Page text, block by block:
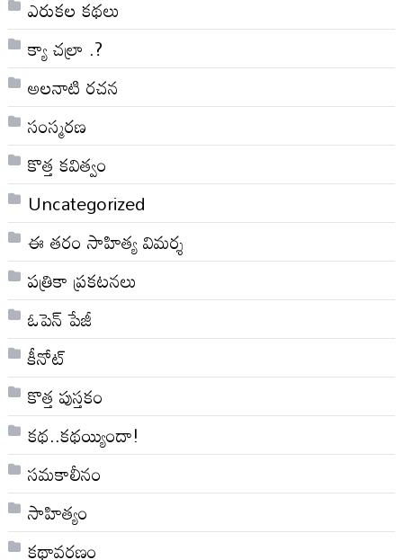
ఎరుకల కథలు
క్యా చల్రా .?
అలనాటి రచన
సంస్మరణ
కొత్త కవిత్వం
Uncategorized
ఈ తరం సాహిత్య విమర్శ
పత్రికా ప్రకటనలు
ఓపెన్ పేజీ
కీనోట్
కొత్త పుస్తకం
కథ..కథయ్యిందా!
సమకాలీనం
సాహిత్యం
కథావరణం